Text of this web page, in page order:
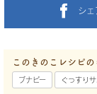
シェ
このきのこレシピ
ブナピー ぐっすり